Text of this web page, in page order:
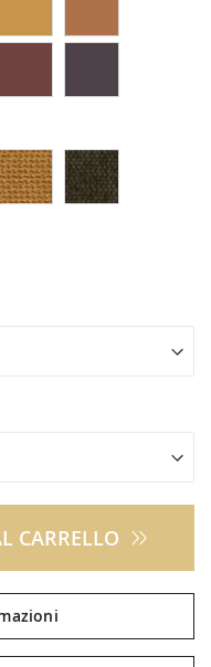
CARRELLO